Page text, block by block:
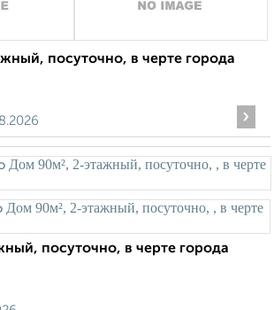
посуточно, в черте города
›
посуточно, в черте города